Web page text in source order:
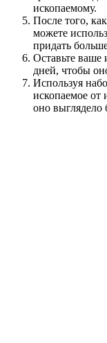
ископаемому.
После того,
можете
придать
Оставьте ваше
дней, чтобы
Используя
ископаемое
оно выглядело